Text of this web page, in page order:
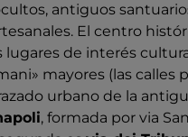
antiguos
El centro
lugares de interés
mayores (las
urbano de la
, formada por via